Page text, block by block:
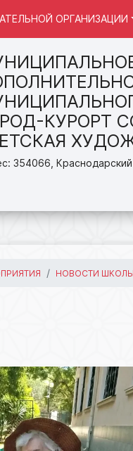
КУРОРТ
354066,
ОРГАНИЗАЦИИ
НОВОСТИ ШКОЛЫ